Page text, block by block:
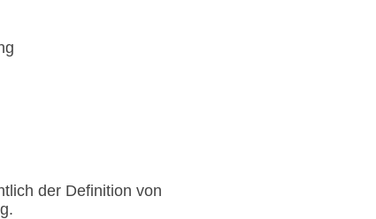
der Definition von